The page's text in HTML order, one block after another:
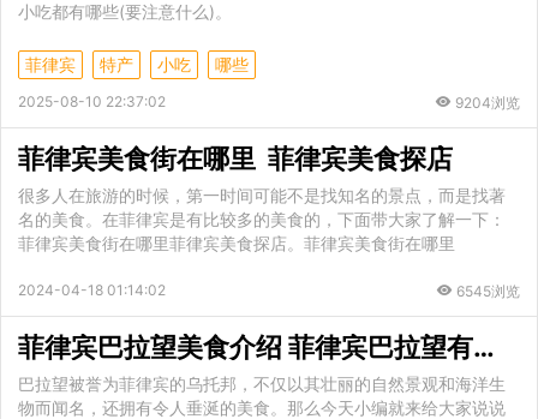
小吃都有哪些(要注意什么)。
菲律宾 特产 小吃 哪些
2025-08-10 22:37:02 9204浏览
菲律宾美食街在哪里 菲律宾美食探店
很多人在旅游的时候，第一时间可能不是找知名的景点，而是找著
名的美食。在菲律宾是有比较多的美食的，下面带大家了解一下：
菲律宾美食街在哪里菲律宾美食探店。菲律宾美食街在哪里
2024-04-18 01:14:02 6545浏览
菲律宾巴拉望美食介绍 菲律宾巴拉望有哪些美食
巴拉望被誉为菲律宾的乌托邦，不仅以其壮丽的自然景观和海洋生
物而闻名，还拥有令人垂涎的美食。那么今天小编就来给大家说说